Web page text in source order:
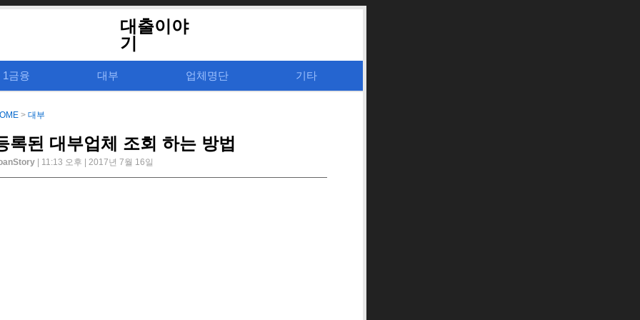
대출이야
기
1금융 대부 업체명단 기타
> 대부
록된 대부업체 조회 하는 방법
| 11:13 오후 | 2017년 7월 16일